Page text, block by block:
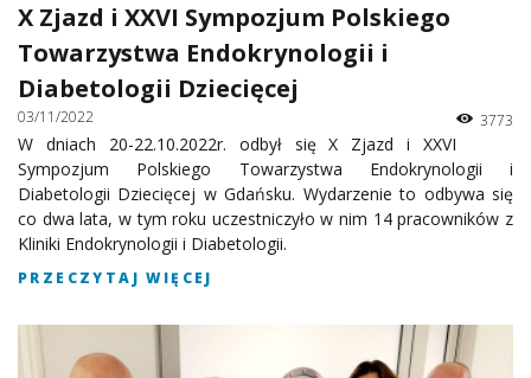
X Zjazd i XXVI Sympozjum Polskiego
Towarzystwa Endokrynologii i
Diabetologii Dziecięcej
03/11/2022 3773
W dniach 20-22.10.2022r. odbył się X Zjazd i XXVI
Sympozjum Polskiego Towarzystwa Endokrynologii i
Diabetologii Dziecięcej w Gdańsku. Wydarzenie to odbywa się
co dwa lata, w tym roku uczestniczyło w nim 14 pracowników z
Kliniki Endokrynologii i Diabetologii.
PRZECZYTAJ WIĘCEJ